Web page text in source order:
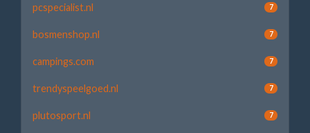
pcspecialist.nl 7
bosmenshop.nl 7
campings.com 7
trendyspeelgoed.nl 7
plutosport.nl 7